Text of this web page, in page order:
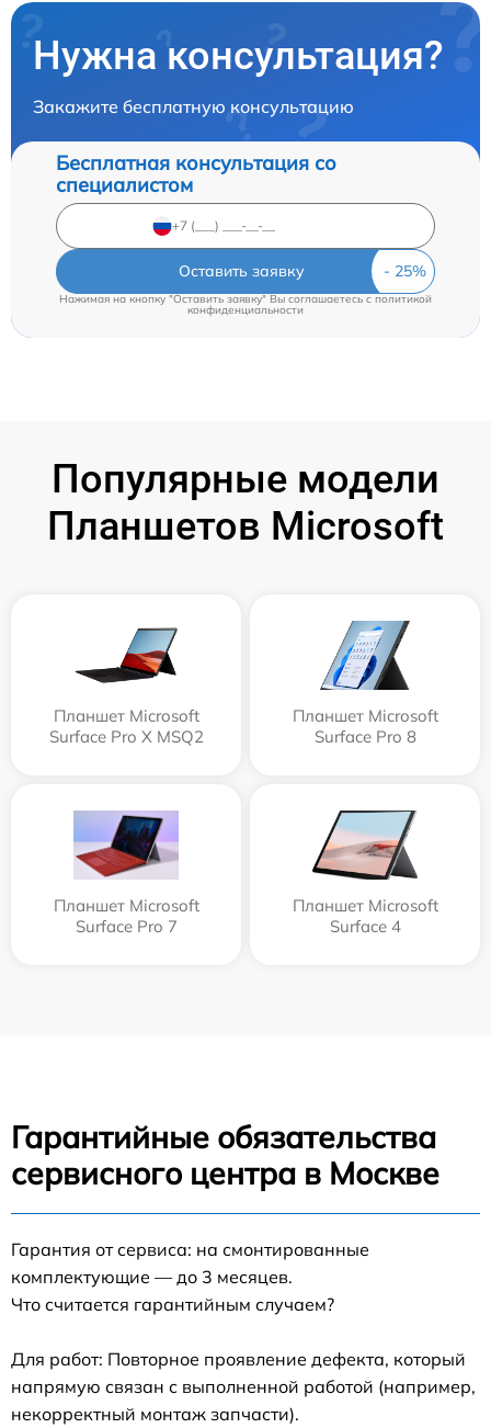
Нужна консультация?
Закажите бесплатную консультацию
Бесплатная консультация со
специалистом
Оставить заявку
Нажимая на кнопку "Оставить заявку" Вы соглашаетесь cполитикой
конфиденциальности
Популярные модели
Планшетов Microsoft
Планшет Microsoft
Surface Pro X MSQ2
Планшет Microsoft
Surface Pro 8
Планшет Microsoft
Surface Pro 7
Планшет Microsoft
Surface 4
Гарантийные обязательства
сервисного центра в Москве
Гарантия от сервиса: на смонтированные
комплектующие — до 3 месяцев.
Что считается гарантийным случаем?
Для работ: Повторное проявление дефекта, который
напрямую связан с выполненной работой (например,
некорректный монтаж запчасти).